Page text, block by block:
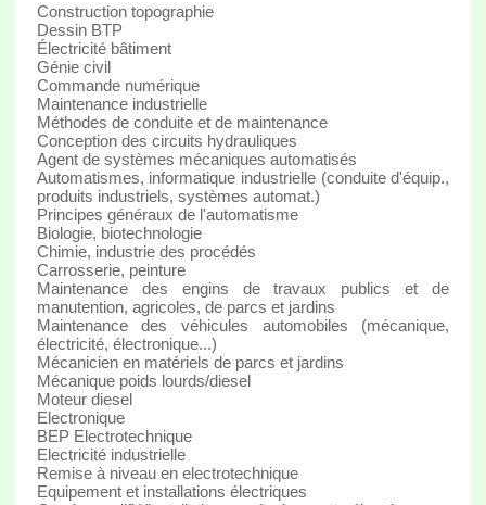
Construction topographie
Dessin BTP
Électricité bâtiment
Génie civil
Commande numérique
Maintenance industrielle
Méthodes de conduite et de maintenance
Conception des circuits hydrauliques
Agent de systèmes mécaniques automatisés
Automatismes, informatique industrielle (conduite d'équip.,
produits industriels, systèmes automat.)
Principes généraux de l'automatisme
Biologie, biotechnologie
Chimie, industrie des procédés
Carrosserie, peinture
Maintenance des engins de travaux publics et de
manutention, agricoles, de parcs et jardins
Maintenance des véhicules automobiles (mécanique,
électricité, électronique...)
Mécanicien en matériels de parcs et jardins
Mécanique poids lourds/diesel
Moteur diesel
Electronique
BEP Electrotechnique
Electricité industrielle
Remise à niveau en electrotechnique
Equipement et installations électriques